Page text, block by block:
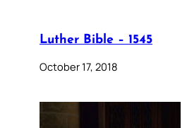
Luther Bible – 1545
October 17, 2018